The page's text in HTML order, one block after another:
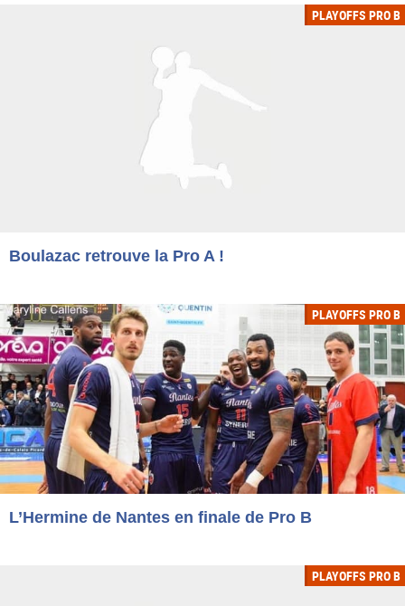
PLAYOFFS PRO B
Boulazac retrouve la Pro A !
PLAYOFFS PRO B
L’Hermine de Nantes en finale de Pro B
PLAYOFFS PRO B